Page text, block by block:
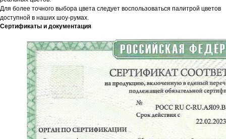
Для более точного выбора цвета следует воспользоваться палитрой цветов
доступной в наших шоу-румах.
Сертификаты и документация